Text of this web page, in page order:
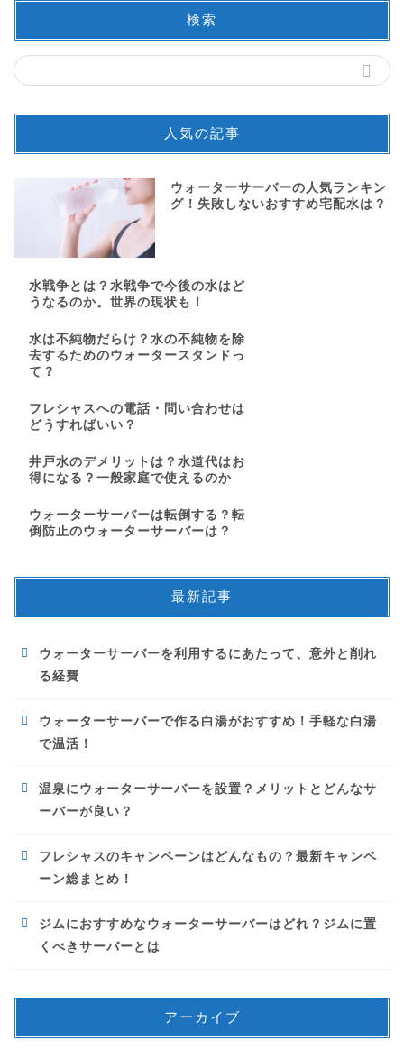
検索
人気の記事
ウォーターサーバーの人気ランキン
グ！失敗しないおすすめ宅配水は？
水戦争とは？水戦争で今後の水はど
うなるのか。世界の現状も！
水は不純物だらけ？水の不純物を除
去するためのウォータースタンドっ
て？
フレシャスへの電話・問い合わせは
どうすればいい？
井戸水のデメリットは？水道代はお
得になる？一般家庭で使えるのか
ウォーターサーバーは転倒する？転
倒防止のウォーターサーバーは？
最新記事
ウォーターサーバーを利用するにあたって、意外と削れ
る経費
ウォーターサーバーで作る白湯がおすすめ！手軽な白湯
で温活！
温泉にウォーターサーバーを設置？メリットとどんなサ
ーバーが良い？
フレシャスのキャンペーンはどんなもの？最新キャンペ
ーン総まとめ！
ジムにおすすめなウォーターサーバーはどれ？ジムに置
くべきサーバーとは
アーカイブ